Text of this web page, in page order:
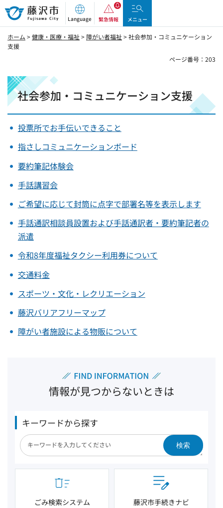
藤沢市
Language 緊急情報 メニュー
ホーム >健康・医療・福祉> 障がい者福祉> 社会参加・コミュニケーション
支援
ページ番号：203
社会参加・コミュニケーション支援
投票所でお手伝いできること
指さしコミュニケーションボード
要約筆記体験会
手話講習会
ご希望に応じて封筒に点字で部署名等を表示します
手話通訳相談員設置および手話通訳者・要約筆記者の
派遣
令和8年度福祉タクシー利用券について
交通料金
スポーツ・文化・レクリエーション
藤沢バリアフリーマップ
障がい者施設による物販について
情報が見つからないときは
キーワードから探す
検索
ごみ検索システム 藤沢市手続きナビ